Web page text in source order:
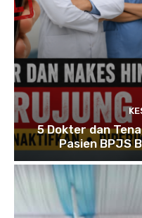
5 Dokter dan
Pasien BPJS